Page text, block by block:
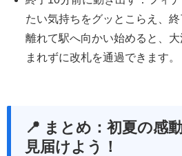
たい気持ちをグッとこらえ、
離れて駅へ向かい始めると、
まれずに改札を通過できます。
📍 まとめ：初夏の感
見届けよう！